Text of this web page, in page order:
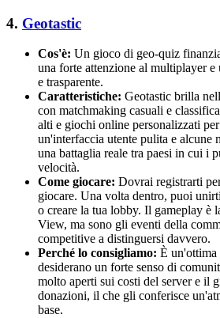
4. Geotastic
Cos'è: Un gioco di geo-quiz
una forte attenzione al multiplayer e
e trasparente.
Caratteristiche: Geotastic brilla
con matchmaking casuali e
alti e giochi online personalizzati
un'interfaccia utente pulita e alcune
una battaglia reale tra paesi in cui i
velocità.
Come giocare: Dovrai registrarti
giocare. Una volta dentro, puoi
o creare la tua lobby. Il gameplay è
View, ma sono gli eventi della
competitive a distinguersi davvero.
Perché lo consigliamo: È un'ottima
desiderano un forte senso di
molto aperti sui costi del server e il
donazioni, il che gli conferisce
base.